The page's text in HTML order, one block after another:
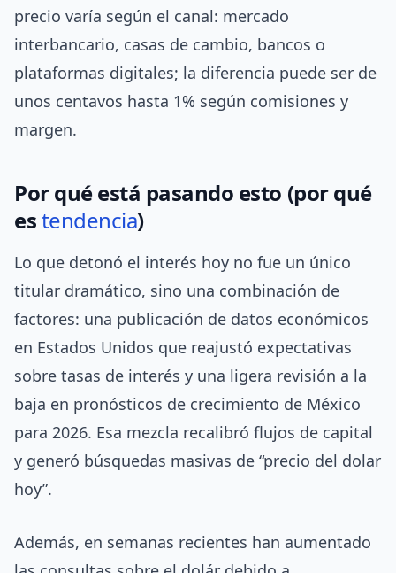
precio varía según el canal: mercado
interbancario, casas de cambio, bancos o
plataformas digitales; la diferencia puede ser de
unos centavos hasta 1% según comisiones y
margen.
Por qué está pasando esto (por qué
estendencia)
Lo que detonó el interés hoy no fue un único
titular dramático, sino una combinación de
factores: una publicación de datos económicos
en Estados Unidos que reajustó expectativas
sobre tasas de interés y una ligera revisión a la
baja en pronósticos de crecimiento de México
para 2026. Esa mezcla recalibró flujos de capital
y generó búsquedas masivas de “precio del dolar
hoy”.
Además, en semanas recientes han aumentado